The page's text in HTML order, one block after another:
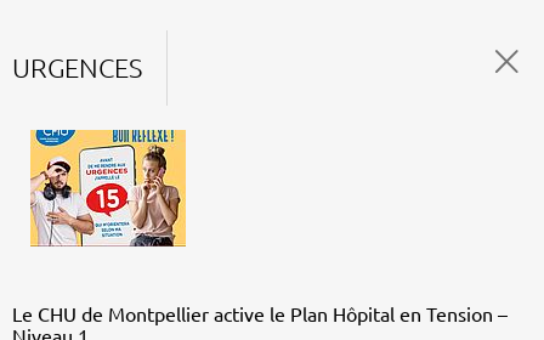
URGENCES
Le CHU de Montpellier active le Plan Hôpital en Tension –